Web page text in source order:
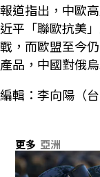
報道指出，中歐
近平「聯歐抗美
戰，而歐盟至今
產品，中國對俄
編輯：李向陽（
更多 亞洲